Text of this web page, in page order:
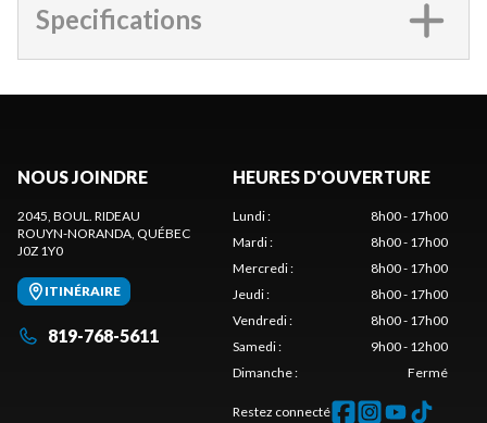
Specifications
NOUS JOINDRE
2045, BOUL. RIDEAU
ROUYN-NORANDA, QUÉBEC
J0Z 1Y0
ITINÉRAIRE
819-768-5611
HEURES D'OUVERTURE
Lundi:
8h00 - 17h00
Mardi:
8h00 - 17h00
Mercredi:
8h00 - 17h00
Jeudi:
8h00 - 17h00
Vendredi:
8h00 - 17h00
Samedi:
9h00 - 12h00
Dimanche: Fermé
Restez connecté